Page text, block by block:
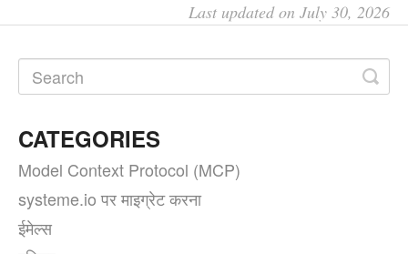
Last updated on July 30, 2026
CATEGORIES
Model Context Protocol (MCP)
systeme.io पर माइग्रेट करना
ईमेल्स